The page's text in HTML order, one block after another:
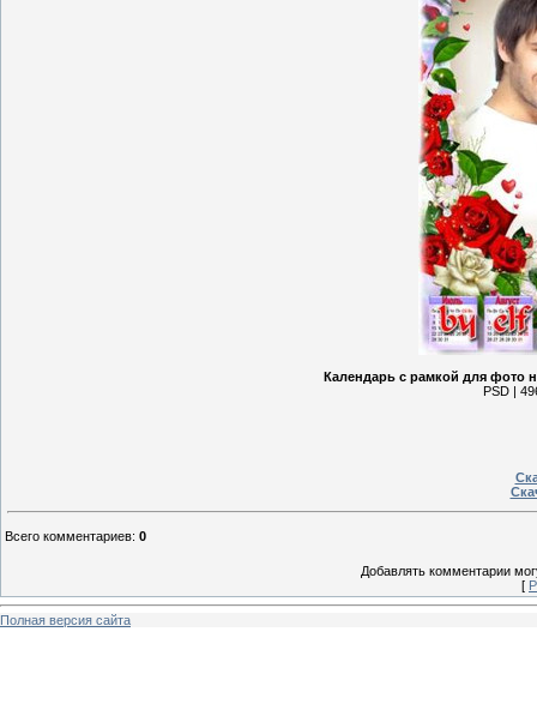
Календарь с рамкой для фото
PSD |
Всего комментариев: 0
Добавлять комментарии
[
Полная версия сайта